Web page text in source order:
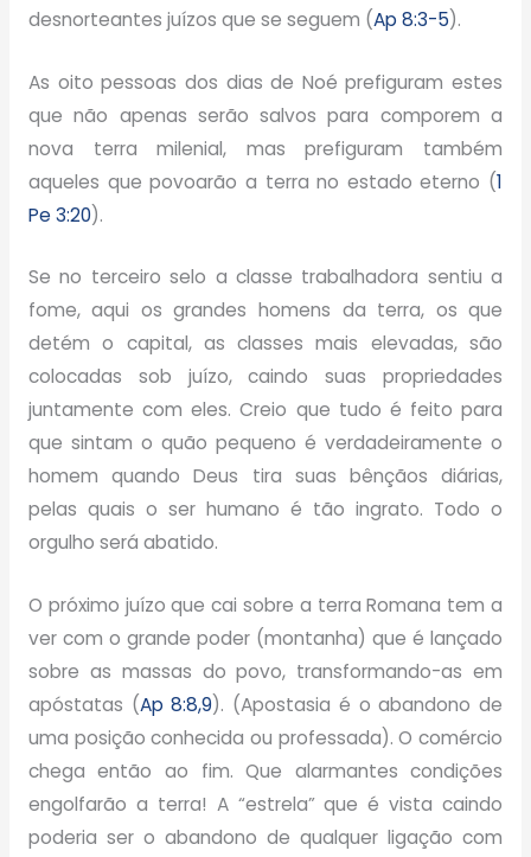
desnorteantes juízos que se seguem (Ap 8:3-5).
As oito pessoas dos dias de Noé prefiguram estes
que não apenas serão salvos para comporem a
nova terra milenial, mas prefiguram também
aqueles que povoarão a terra no estado eterno (1
Pe 3:20).
Se no terceiro selo a classe trabalhadora sentiu a
fome, aqui os grandes homens da terra, os que
detém o capital, as classes mais elevadas, são
colocadas sob juízo, caindo suas propriedades
juntamente com eles. Creio que tudo é feito para
que sintam o quão pequeno é verdadeiramente o
homem quando Deus tira suas bênçãos diárias,
pelas quais o ser humano é tão ingrato. Todo o
orgulho será abatido.
O próximo juízo que cai sobre a terra Romana tem a
ver com o grande poder (montanha) que é lançado
sobre as massas do povo, transformando-as em
apóstatas (Ap 8:8,9). (Apostasia é o abandono de
uma posição conhecida ou professada). O comércio
chega então ao fim. Que alarmantes condições
engolfarão a terra! A “estrela” que é vista caindo
poderia ser o abandono de qualquer ligação com